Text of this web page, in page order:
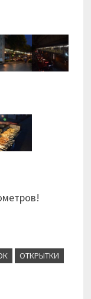
ОТКРЫТКИ